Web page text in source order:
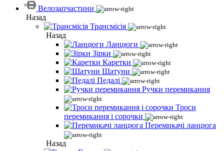
Велозапчастини
Назад
Трансмісія
Назад
Ланцюги
Зірки
Каретки
Шатуни
Педалі
Ручки перемикання
Троси
перемикання і сорочки
Перемикачі ланцюга
Назад